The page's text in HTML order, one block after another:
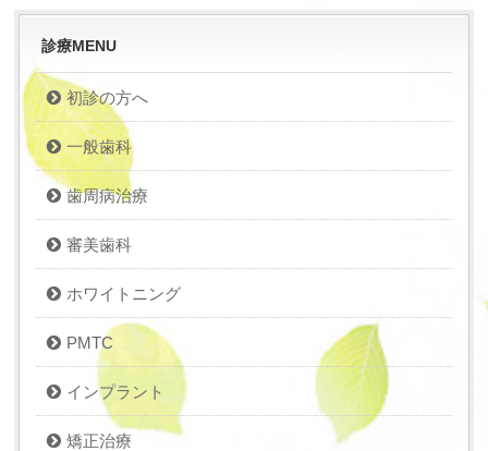
診療MENU
初診の方へ
一般歯科
歯周病治療
審美歯科
ホワイトニング
PMTC
インプラント
矯正治療